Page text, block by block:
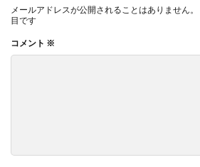
メールアドレスが公開されることはありません。
目です
コメント ※